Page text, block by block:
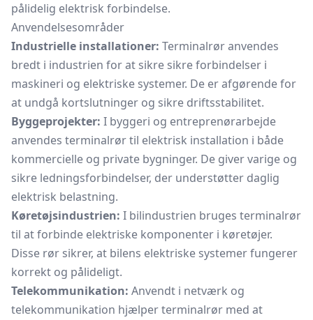
pålidelig elektrisk forbindelse.
Anvendelsesområder
Industrielle installationer: Terminalrør anvendes
bredt i industrien for at sikre sikre forbindelser i
maskineri og elektriske systemer. De er afgørende for
at undgå kortslutninger og sikre driftsstabilitet.
Byggeprojekter: I byggeri og entreprenørarbejde
anvendes terminalrør til elektrisk installation i både
kommercielle og private bygninger. De giver varige og
sikre ledningsforbindelser, der understøtter daglig
elektrisk belastning.
Køretøjsindustrien: I bilindustrien bruges terminalrør
til at forbinde elektriske komponenter i køretøjer.
Disse rør sikrer, at bilens elektriske systemer fungerer
korrekt og pålideligt.
Telekommunikation: Anvendt i netværk og
telekommunikation hjælper terminalrør med at